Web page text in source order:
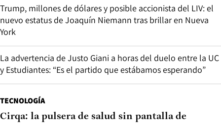
Trump, millones de dólares y posible accionista del LIV: el
nuevo estatus de Joaquín Niemann tras brillar en Nueva
York
La advertencia de Justo Giani a horas del duelo entre la UC
y Estudiantes: “Es el partido que estábamos esperando”
TECNOLOGÍA
Cirqa: la pulsera de salud sin pantalla de